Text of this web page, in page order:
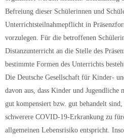
Befreiung dieser Schülerinnen und
Unterrichtsteilnahmepflicht in
vorzulegen. Für die betroffenen
Distanzunterricht an die Stelle des
bestimmte Formen des Unterrichts
Die Deutsche Gesellschaft für Kinder-
davon aus, dass Kinder und
gut kompensiert bzw. gut behandelt
schwerere COVID-19-Erkrankung zu
allgemeinen Lebensrisiko entspricht.